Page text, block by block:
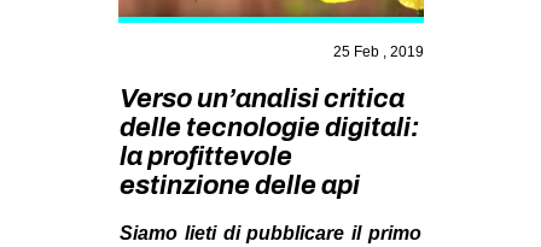
CSOA LAMBRETTA
STUDENTI TSUNAMI
ZAM
MILANO
MOBILITAZIONI
25 Feb , 2019
Verso un’analisi critica
delle tecnologie digitali:
la profittevole
estinzione delle api
Siamo lieti di pubblicare il primo